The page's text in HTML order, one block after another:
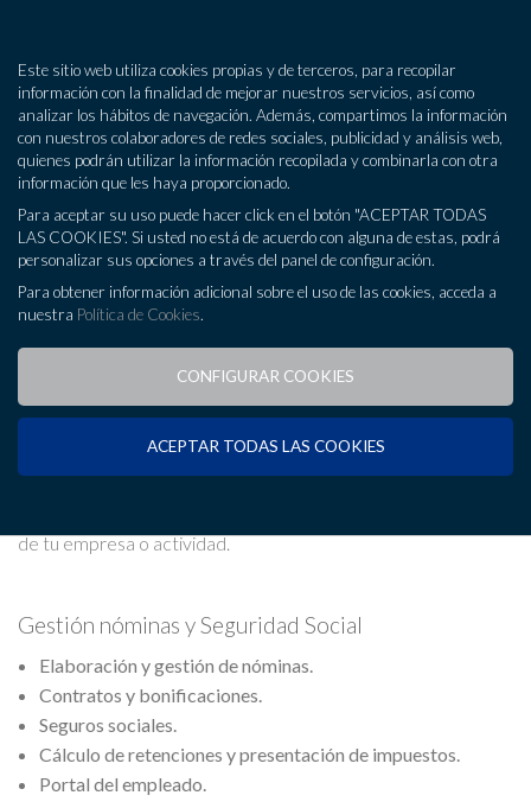
Este sitio web utiliza cookies propias y de terceros, para recopilar
información con la finalidad de mejorar nuestros servicios, así como
analizar los hábitos de navegación. Además, compartimos la información
con nuestros colaboradores de redes sociales, publicidad y análisis web,
quienes podrán utilizar la información recopilada y combinarla con otra
información que les haya proporcionado.
Para aceptar su uso puede hacer click en el botón "ACEPTAR TODAS
LAS COOKIES". Si usted no está de acuerdo con alguna de estas, podrá
personalizar sus opciones a través del panel de configuración.
Para obtener información adicional sobre el uso de las cookies, acceda a
nuestra Política de Cookies.
CONFIGURAR COOKIES
ACEPTAR TODAS LAS COOKIES
Asesoría
Consultoría
Tecnología y Desarrollo
986 850 166
Laboral
Desde 1989 ofrecemos soporte yasesoramiento laboral
nuestros clientes con éxito contrastado.
de tu empresa o actividad.
Gestión nóminas y Seguridad Social
Elaboración y gestión de nóminas.
Contratos y bonificaciones.
Seguros sociales.
Cálculo de retenciones y presentación de impuestos.
Portal del empleado.